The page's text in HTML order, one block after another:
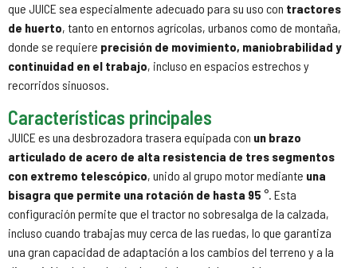
que JUICE sea especialmente adecuado para su uso con tractores
de huerto, tanto en entornos agrícolas, urbanos como de montaña,
donde se requiere precisión de movimiento, maniobrabilidad y
continuidad en el trabajo, incluso en espacios estrechos y
recorridos sinuosos.
Características principales
JUICE es una desbrozadora trasera equipada con un brazo
articulado de acero de alta resistencia de tres segmentos
con extremo telescópico, unido al grupo motor mediante una
bisagra que permite una rotación de hasta 95 °. Esta
configuración permite que el tractor no sobresalga de la calzada,
incluso cuando trabajas muy cerca de las ruedas, lo que garantiza
una gran capacidad de adaptación a los cambios del terreno y a la